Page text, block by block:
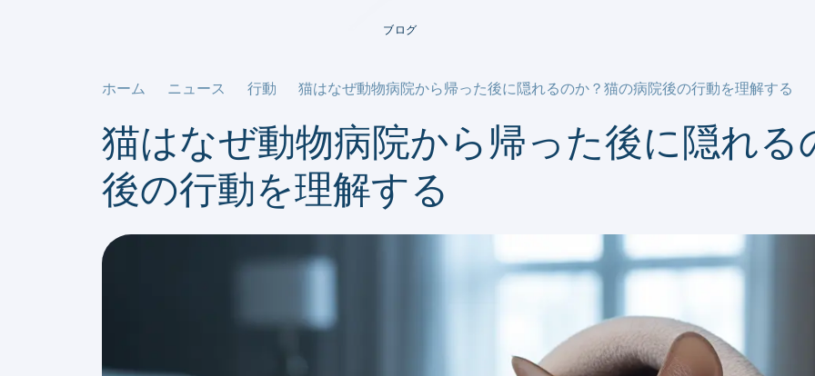
ブログ
ホーム ニュース 行動 猫はなぜ動物病院から帰った後に隠れるのか？猫の病院後の行動を理解する
猫はなぜ動物病院から帰った後に隠れる
後の行動を理解する